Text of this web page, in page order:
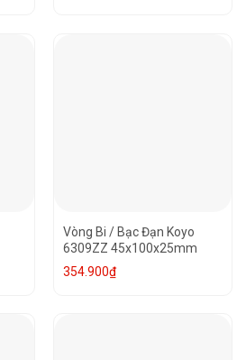
Vòng Bi / Bạc Đạn Koyo
6309ZZ 45x100x25mm
354.900₫